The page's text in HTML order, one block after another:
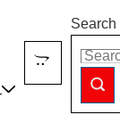
Search